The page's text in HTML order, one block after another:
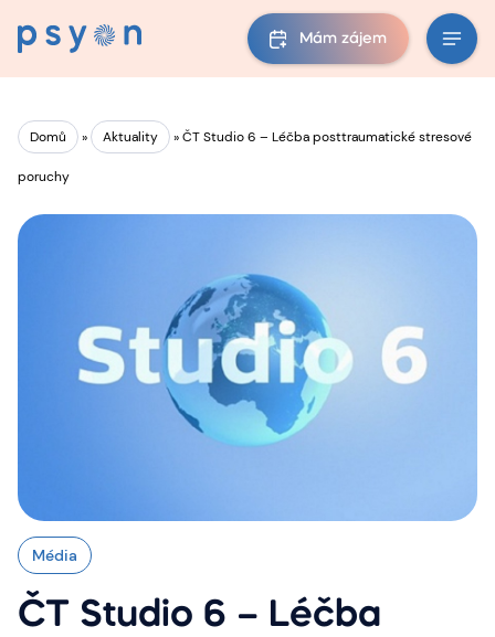
Mám zájem
Domů » Aktuality »ČT Studio 6 – Léčba posttraumatické stresové
poruchy
Média
ČT Studio 6 – Léčba